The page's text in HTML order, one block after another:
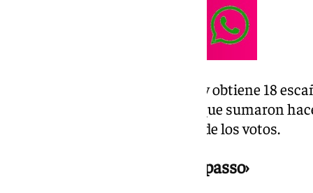
Vox repite como tercera fuerza y obtiene 18
frente a los 14 parlamentarios que sumaron
Entonces, obtuvieron el 13,47% de los votos.
Adelante confirmaría el ‹sorpasso›